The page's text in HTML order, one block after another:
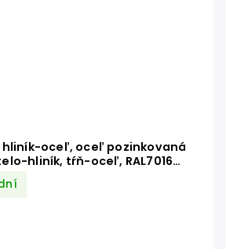
hliník-oceľ, oceľ pozinkovaná
hliník, tŕň-oceľ, RAL7016